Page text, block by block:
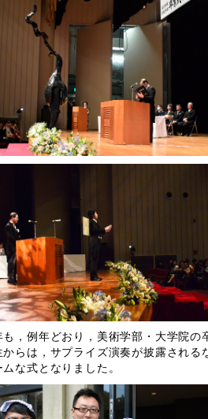
，例年どおり，美術学部・大学院の
からは，サプライズ演奏が披露され
ムな式となりました。